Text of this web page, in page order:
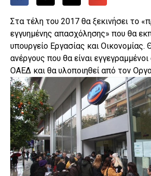
Στα τέλη του 2017 θα ξεκινήσει το
εγγυημένης απασχόλησης» που θα
υπουργείο Εργασίας και
ανέργους που θα είναι
ΟΑΕΔ και θα υλοποιηθεί από τον